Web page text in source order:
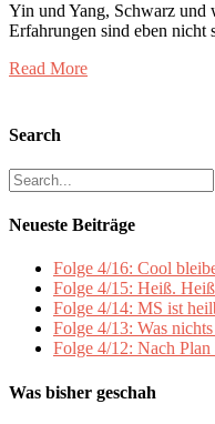
Yin und Yang, Schwarz und
Erfahrungen sind eben nicht
Read More
Search
Search
for:
Neueste Beiträge
Folge 4/16: Cool
Folge 4/15: Heiß.
Folge 4/14: MS ist
Folge 4/13: Was
Folge 4/12: Nach
Was bisher geschah